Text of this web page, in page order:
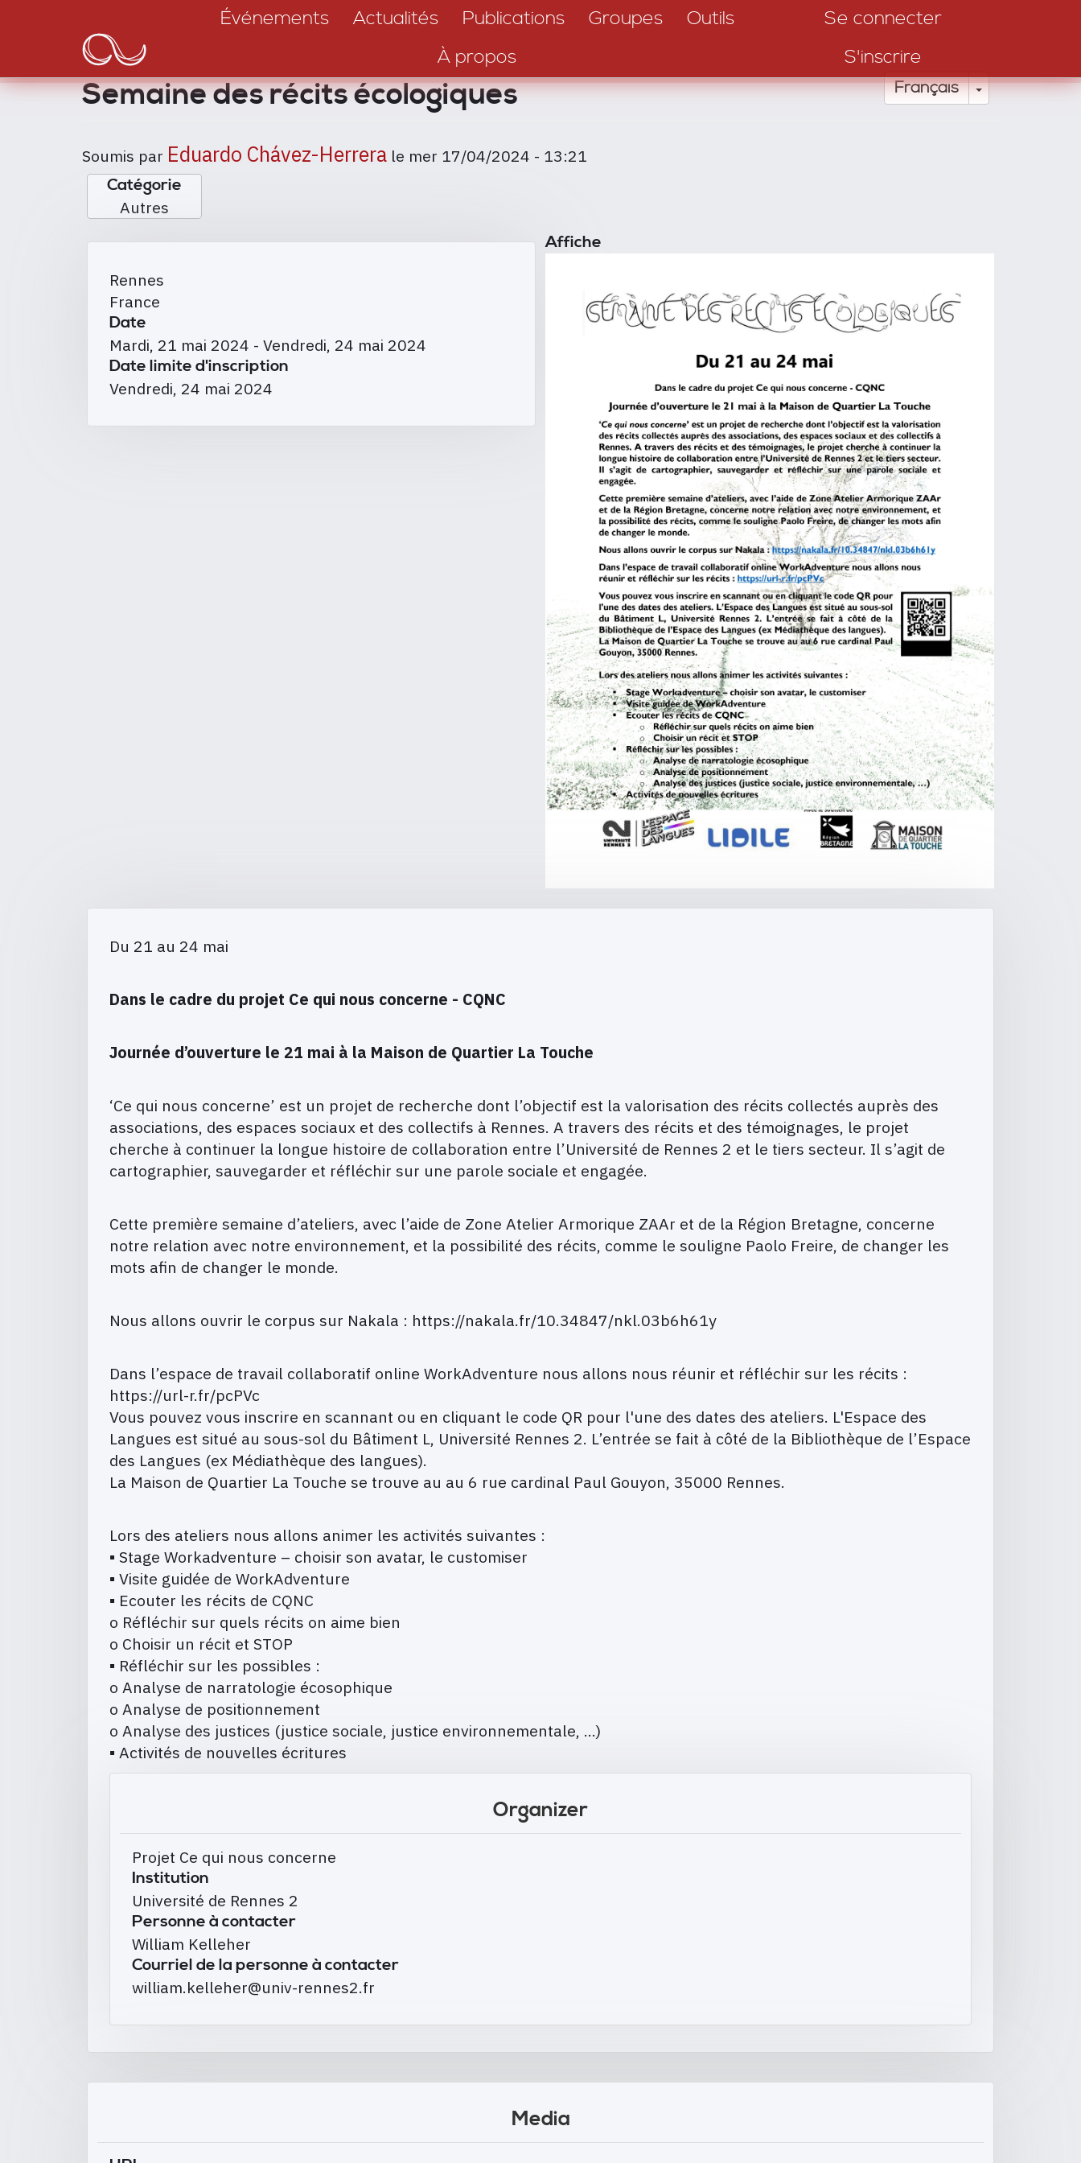
principal
navigation
Événements Actualités Publications Groupes
Outils
À propos
Se connecter
S'inscrire
Français Toggle
Semaine des récits écologiques
Soumis par Eduardo Chávez-Herrera le mer 17/04/2024 - 13:21
Catégorie
Autres
Rennes
France
Date
Mardi, 21 mai 2024 - Vendredi, 24 mai 2024
Date limite d'inscription
Vendredi, 24 mai 2024
Affiche
Du 21 au 24 mai
Dans le cadre du projet Ce qui nous concerne - CQNC
Journée d’ouverture le 21 mai à la Maison de Quartier La Touche
‘Ce qui nous concerne’ est un projet de recherche dont l’objectif est la valorisation des récits collectés auprès des
associations, des espaces sociaux et des collectifs à Rennes. A travers des récits et des témoignages, le projet
cherche à continuer la longue histoire de collaboration entre l’Université de Rennes 2 et le tiers secteur. Il s’agit de
cartographier, sauvegarder et réfléchir sur une parole sociale et engagée.
Cette première semaine d’ateliers, avec l’aide de Zone Atelier Armorique ZAAr et de la Région Bretagne, concerne
notre relation avec notre environnement, et la possibilité des récits, comme le souligne Paolo Freire, de changer les
mots afin de changer le monde.
Nous allons ouvrir le corpus sur Nakala : https://nakala.fr/10.34847/nkl.03b6h61y
Dans l’espace de travail collaboratif online WorkAdventure nous allons nous réunir et réfléchir sur les récits :
https://url-r.fr/pcPVc
Vous pouvez vous inscrire en scannant ou en cliquant le code QR pour l'une des dates des ateliers. L'Espace des
Langues est situé au sous-sol du Bâtiment L, Université Rennes 2. L’entrée se fait à côté de la Bibliothèque de l’Espace
des Langues (ex Médiathèque des langues).
La Maison de Quartier La Touche se trouve au au 6 rue cardinal Paul Gouyon, 35000 Rennes.
Lors des ateliers nous allons animer les activités suivantes :
▪ Stage Workadventure – choisir son avatar, le customiser
▪ Visite guidée de WorkAdventure
▪ Ecouter les récits de CQNC
o Réfléchir sur quels récits on aime bien
o Choisir un récit et STOP
▪ Réfléchir sur les possibles :
o Analyse de narratologie écosophique
o Analyse de positionnement
o Analyse des justices (justice sociale, justice environnementale, …)
▪ Activités de nouvelles écritures
Organizer
Projet Ce qui nous concerne
Institution
Université de Rennes 2
Personne à contacter
William Kelleher
Courriel de la personne à contacter
william.kelleher@univ-rennes2.fr
Media